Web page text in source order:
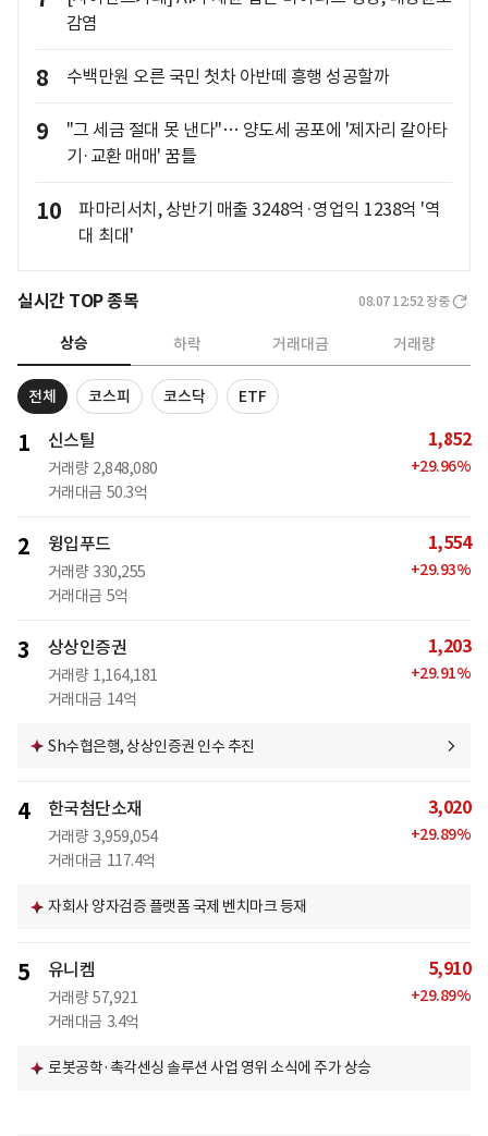
감염
8 수백만원 오른 국민 첫차 아반떼 흥행 성공할까
9
"그 세금 절대 못 낸다"… 양도세 공포에 '제자리 갈아타
기·교환 매매' 꿈틀
10
파마리서치, 상반기 매출 3248억·영업익 1238억 '역
대 최대'
실시간 TOP 종목 08.07 12:52 장중
상승 하락 거래대금 거래량
전체 코스피 코스닥 ETF
1 신스틸
거래량 2,848,080
거래대금 50.3억
1,852
+29.96%
2 윙입푸드
거래량 330,255
거래대금 5억
1,554
+29.93%
3 상상인증권
거래량 1,164,181
거래대금 14억
1,203
+29.91%
Sh수협은행, 상상인증권 인수 추진
4 한국첨단소재
거래량 3,959,054
거래대금 117.4억
3,020
+29.89%
자회사 양자검증 플랫폼 국제 벤치마크 등재
5 유니켐
거래량 57,921
거래대금 3.4억
5,910
+29.89%
로봇공학·촉각센싱 솔루션 사업 영위 소식에 주가 상승